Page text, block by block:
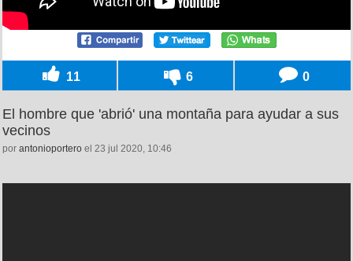
11 6 0
El hombre que 'abrió' una montaña para ayudar a sus
vecinos
por antonioportero el 23 jul 2020, 10:46